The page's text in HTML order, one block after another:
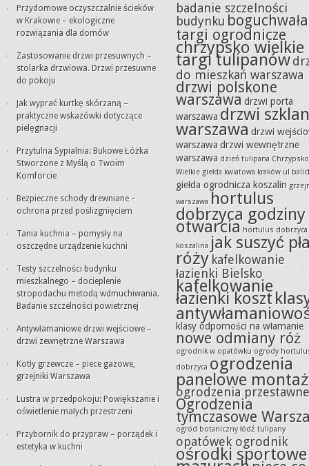
Przydomowe oczyszczalnie ścieków
w Krakowie – ekologiczne
rozwiązania dla domów
Zastosowanie drzwi przesuwnych –
stolarka drzwiowa. Drzwi przesuwne
do pokoju
Jak wyprać kurtkę skórzaną –
praktyczne wskazówki dotyczące
pielęgnacji
Przytulna Sypialnia: Bukowe Łóżka
Stworzone z Myślą o Twoim
Komforcie
Bezpieczne schody drewniane –
ochrona przed poślizgnięciem
Tania kuchnia – pomysły na
oszczędne urządzenie kuchni
Testy szczelności budynku
mieszkalnego – docieplenie
stropodachu metodą wdmuchiwania.
Badanie szczelności powietrznej
Antywłamaniowe drzwi wejściowe –
drzwi zewnętrzne Warszawa
Kotły grzewcze – piece gazowe,
grzejniki Warszawa
Lustra w przedpokoju: Powiększanie i
oświetlenie małych przestrzeni
Przybornik do przypraw – porządek i
estetyka w kuchni
badanie szczelności
budynku boguchwała
targi ogrodnicze
chrzypsko wielkie
targi tulipanów
do mieszkań warszawa
drzwi polskone
warszawa drzwi porta
warszawa drzwi
warszawa drzwi
warszawa drzwi wewnętrzne
warszawa dzień tulipana Chrzypsko
Wielkie giełda kwiatowa kraków ul
giełda ogrodnicza koszalin
warszawa hortulus
dobrzyca godziny
otwarcia hortulus dobrzyca
koszalina jak suszyć
róży kafelkowanie
łazienki Bielsko
kafelkowanie
łazienki koszt
klasy odporności na włamanie
nowe odmiany róż
ogrodnik w opatówku ogrody
dobrzyca ogrodzenia
panelowe montaż
ogrodzenia przestawne
Ogrodzenia
tymczasowe
ogród botaniczny łódź tulipany
opatówek ogrodnik
ośrodki